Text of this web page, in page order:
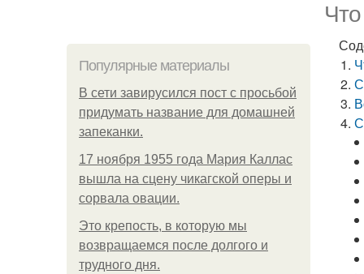
Популярные материалы
В сети завирусился пост с просьбой
придумать название для домашней
запеканки.
17 ноября 1955 года Мария Каллас
вышла на сцену чикагской оперы и
сорвала овации.
Это крепость, в которую мы
возвращаемся после долгого и
трудного дня.